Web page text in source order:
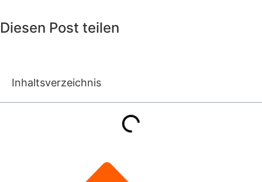
Diesen Post teilen
Inhaltsverzeichnis